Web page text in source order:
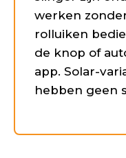
werken
rolluiken
de knop of
app. Solar-
hebben geen